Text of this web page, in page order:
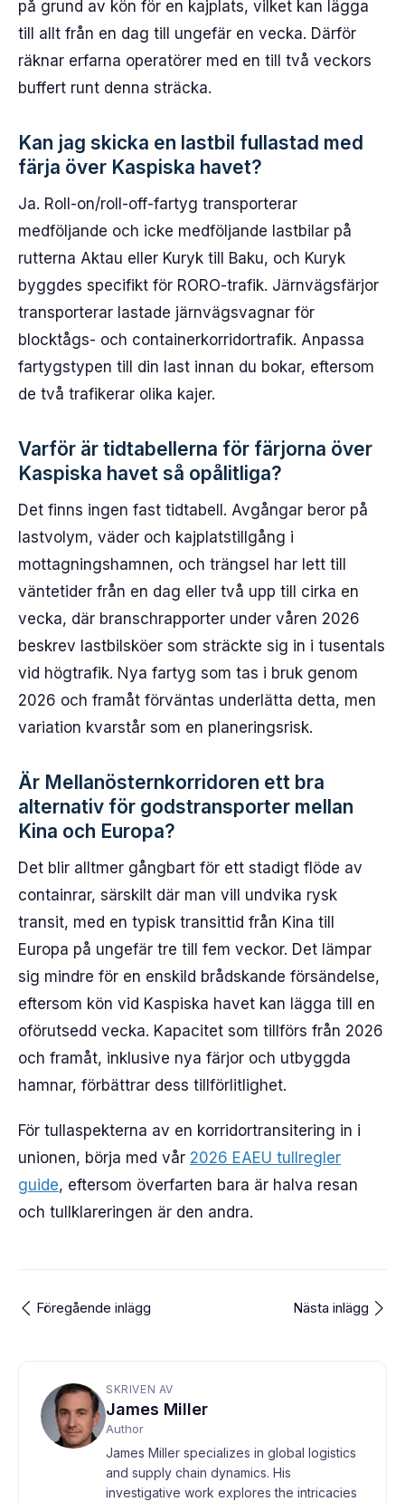
på grund av kön för en kajplats, vilket kan lägga
till allt från en dag till ungefär en vecka. Därför
räknar erfarna operatörer med en till två veckors
buffert runt denna sträcka.
Kan jag skicka en lastbil fullastad med
färja över Kaspiska havet?
Ja. Roll-on/roll-off-fartyg transporterar
medföljande och icke medföljande lastbilar på
rutterna Aktau eller Kuryk till Baku, och Kuryk
byggdes specifikt för RORO-trafik. Järnvägsfärjor
transporterar lastade järnvägsvagnar för
blocktågs- och containerkorridortrafik. Anpassa
fartygs­typen till din last innan du bokar, eftersom
de två trafikerar olika kajer.
Varför är tidtabellerna för färjorna över
Kaspiska havet så opålitliga?
Det finns ingen fast tidtabell. Avgångar beror på
lastvolym, väder och kajplatstillgång i
mottagningshamnen, och trängsel har lett till
väntetider från en dag eller två upp till cirka en
vecka, där branschrapporter under våren 2026
beskrev lastbilsköer som sträckte sig in i tusentals
vid högtrafik. Nya fartyg som tas i bruk genom
2026 och framåt förväntas underlätta detta, men
variation kvarstår som en planeringsrisk.
Är Mellanösternkorridoren ett bra
alternativ för godstransporter mellan
Kina och Europa?
Det blir alltmer gångbart för ett stadigt flöde av
containrar, särskilt där man vill undvika rysk
transit, med en typisk transittid från Kina till
Europa på ungefär tre till fem veckor. Det lämpar
sig mindre för en enskild brådskande försändelse,
eftersom kön vid Kaspiska havet kan lägga till en
oförutsedd vecka. Kapacitet som tillförs från 2026
och framåt, inklusive nya färjor och utbyggda
hamnar, förbättrar dess tillförlitlighet.
För tullaspekterna av en korridortransitering in i
unionen, börja med vår 2026 EAEU tullregler
guide, eftersom överfarten bara är halva resan
och tullklareringen är den andra.
Föregående inlägg Nästa inlägg
SKRIVEN AV
James Miller
Author
James Miller specializes in global logistics
and supply chain dynamics. His
investigative work explores the intricacies